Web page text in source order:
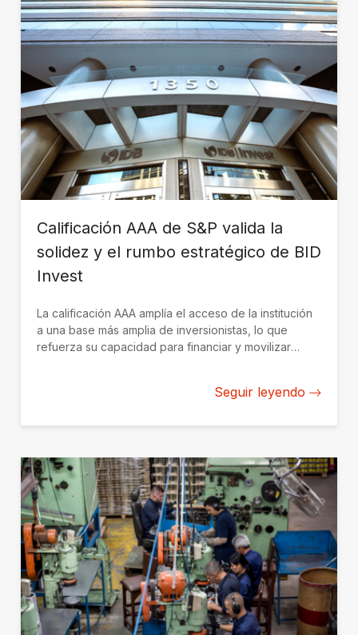
Calificación AAA de S&P valida la
solidez y el rumbo estratégico de BID
Invest
La calificación AAA amplía el acceso de la institución
a una base más amplia de inversionistas, lo que
refuerza su capacidad para financiar y movilizar
Seguir leyendo